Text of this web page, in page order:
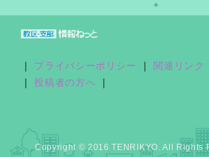
プライバシーポリシー 関連リンク
｜投稿者の方へ
Copyright © 2016 TENRIKYO. All